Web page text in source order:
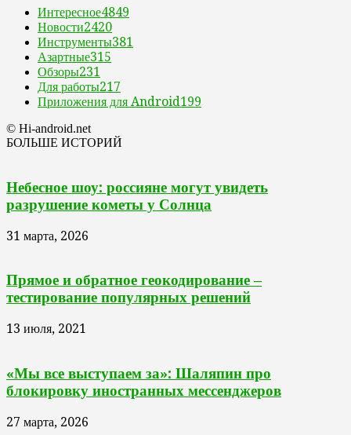
Интересное4849
Новости2420
Инструменты381
Азартные315
Обзоры231
Для работы217
Приложения для Android199
© Hi-android.net
БОЛЬШЕ ИСТОРИЙ
Небесное шоу: россияне могут увидеть
разрушение кометы у Солнца
31 марта, 2026
Прямое и обратное геокодирование –
тестирование популярных решений
13 июля, 2021
«Мы все выступаем за»: Шаляпин про
блокировку иностранных мессенджеров
27 марта, 2026